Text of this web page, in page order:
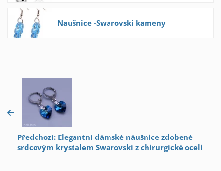
Naušnice -Swarovski kameny
Předchozí: Elegantní dámské náušnice zdobené
srdcovým krystalem Swarovski z chirurgické oceli